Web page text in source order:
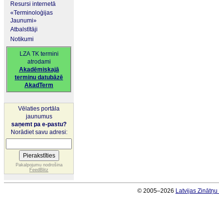
Resursi internetā
«Terminoloģijas
Jaunumi»
Atbalstītāji
Notikumi
LZA TK termini
atrodami
Akadēmiskajā
terminu datubāzē
AkadTerm
Vēlaties portāla
jaunumus
saņemt pa e-pastu?
Norādiet savu adresi:
Pakalpojumu nodrošina
FeedBlitz
© 2005–2026 Latvijas